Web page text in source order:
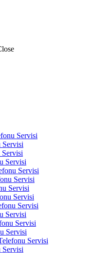
Servisi
Servisi
Servisi
Servisi
Servisi
Servisi
Servisi
Servisi
Servisi
Servisi
Servisi
Servisi
Servisi
Servisi